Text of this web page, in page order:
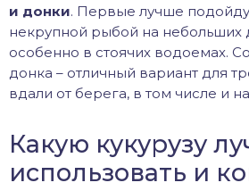
и донки. Первые лучше
некрупной рыбой на небольших
особенно в стоячих водоемах.
донка – отличный вариант для
вдали от берега, в том числе и
Какую кукурузу
использовать и